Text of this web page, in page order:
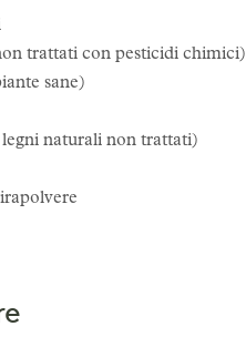
trattati con pesticidi chimici)
sane)
naturali non trattati)